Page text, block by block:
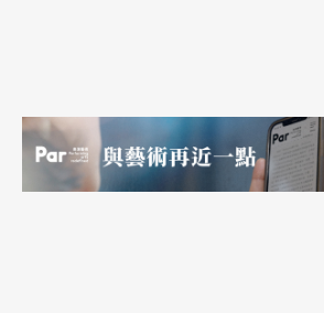
一九六○年代是傀儡戲在台灣最蓬
因宗教活動減少、新興娛樂興起